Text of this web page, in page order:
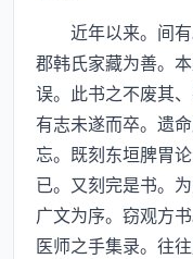
近年以来。间有
郡韩氏家藏为善。
误。此书之不废其
有志未遂而卒。遗
忘。既刻东垣脾胃
已。又刻完是书。
广文为序。窃观方
医师之手集录。往